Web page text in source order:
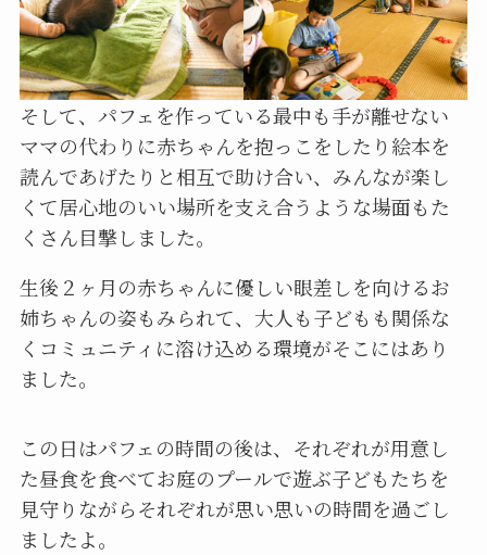
そして、パフェを作っている最中も手が離せない
ママの代わりに赤ちゃんを抱っこをしたり絵本を
読んであげたりと相互で助け合い、みんなが楽し
くて居心地のいい場所を支え合うような場面もた
くさん目撃しました。
生後２ヶ月の赤ちゃんに優しい眼差しを向けるお
姉ちゃんの姿もみられて、大人も子どもも関係な
くコミュニティに溶け込める環境がそこにはあり
ました。
この日はパフェの時間の後は、それぞれが用意し
た昼食を食べてお庭のプールで遊ぶ子どもたちを
見守りながらそれぞれが思い思いの時間を過ごし
ましたよ。